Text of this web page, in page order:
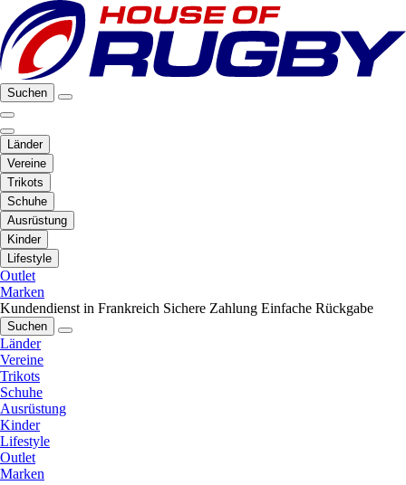
Suchen
Länder
Vereine
Trikots
Schuhe
Ausrüstung
Kinder
Lifestyle
Outlet
Marken
Kundendienst in Frankreich Sichere Zahlung Einfache Rückgabe
Suchen
Länder
Vereine
Trikots
Schuhe
Ausrüstung
Kinder
Lifestyle
Outlet
Marken